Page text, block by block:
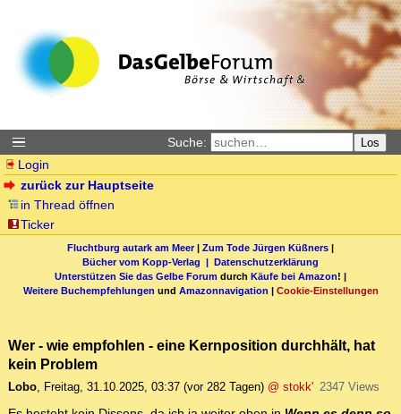
Suche: Los
Login
zurück zur Hauptseite
in Thread öffnen
Ticker
Fluchtburg autark am Meer| Zum Tode Jürgen Küßners |
Bücher vom Kopp-Verlag | Datenschutzerklärung
Unterstützen Sie das Gelbe Forum durch Käufe bei Amazon! |
Weitere Buchempfehlungen und Amazonnavigation | Cookie-Einstellungen
Wer - wie empfohlen - eine Kernposition durchhält, hat
kein Problem
Lobo, Freitag, 31.10.2025, 03:37 (vor 282 Tagen) @ stokk' 2347 Views